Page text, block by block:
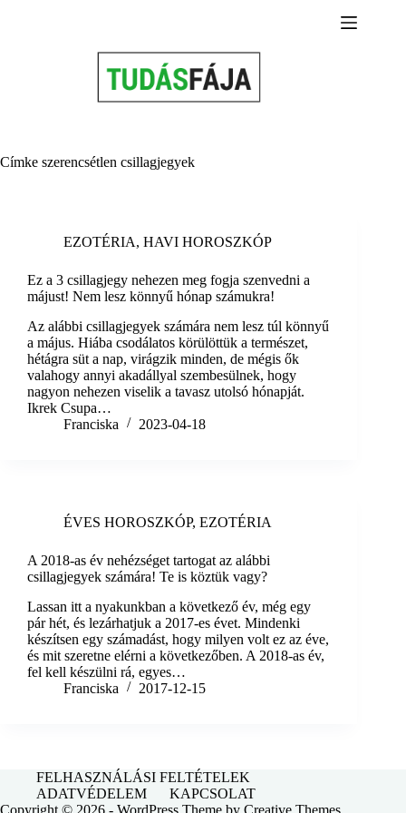
Címke szerencsétlen csillagjegyek
EZOTÉRIA, HAVI HOROSZKÓP
Ez a 3 csillagjegy nehezen meg fogja szenvedni a
májust! Nem lesz könnyű hónap számukra!
Az alábbi csillagjegyek számára nem lesz túl könnyű
a május. Hiába csodálatos körülöttük a természet,
hétágra süt a nap, virágzik minden, de mégis ők
valahogy annyi akadállyal szembesülnek, hogy
nagyon nehezen viselik a tavasz utolsó hónapját.
Ikrek Csupa…
Franciska
2023-04-18
ÉVES HOROSZKÓP, EZOTÉRIA
A 2018-as év nehézséget tartogat az alábbi
csillagjegyek számára! Te is köztük vagy?
Lassan itt a nyakunkban a következő év, még egy
pár hét, és lezárhatjuk a 2017-es évet. Mindenki
készítsen egy számadást, hogy milyen volt ez az éve,
és mit szeretne elérni a következőben. A 2018-as év,
fel kell készülni rá, egyes…
Franciska
2017-12-15
FELHASZNÁLÁSI FELTÉTELEK
ADATVÉDELEM
KAPCSOLAT
Copyright © 2026 - WordPress Theme by Creative Themes